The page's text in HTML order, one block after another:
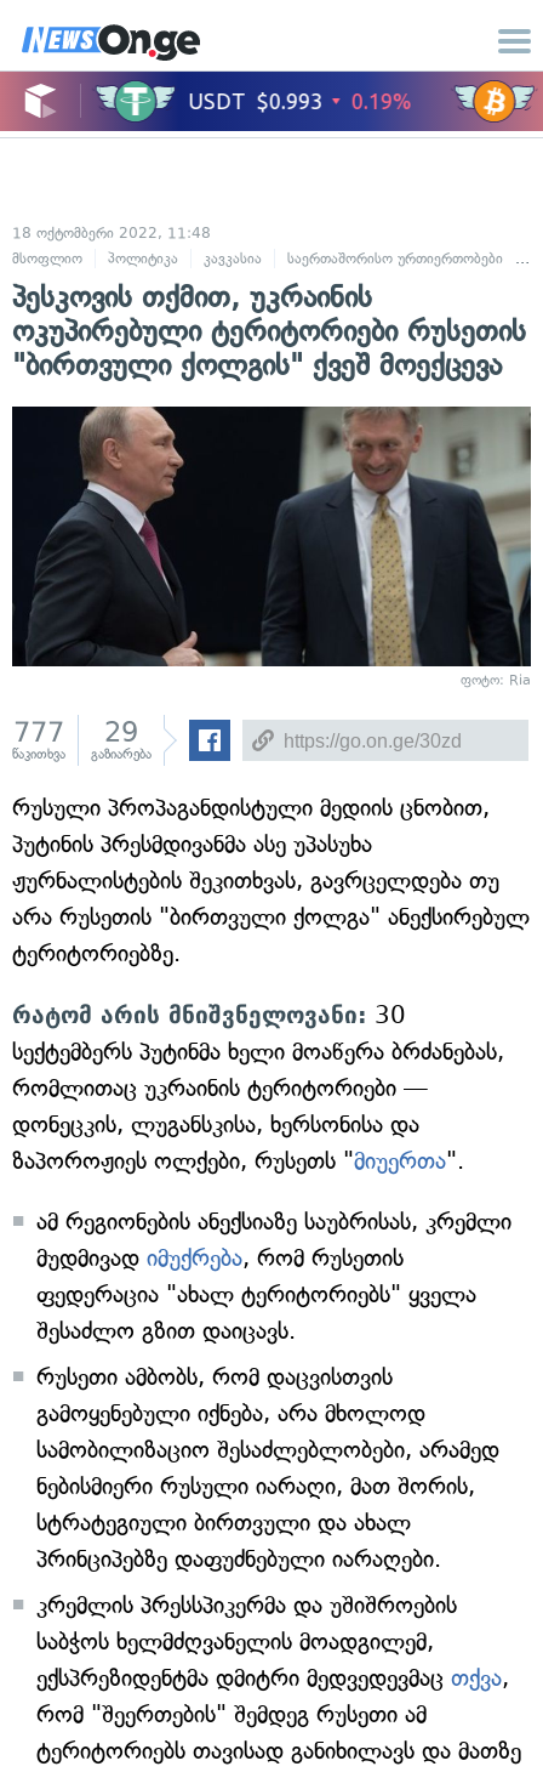
18 ოქტომბერი 2022, 11:48
მსოფლიო
პოლიტიკა კავკასია საერთაშორისო ურთიერთობები
პესკოვის თქმით, უკრაინის
ოკუპირებული ტერიტორიები რუსეთის
"ბირთვული ქოლგის" ქვეშ მოექცევა
ფოტო: Ria
777
წაკითხვა
29
გაზიარება
რუსული პროპაგანდისტული მედიის ცნობით,
პუტინის პრესმდივანმა ასე უპასუხა
ჟურნალისტების შეკითხვას, გავრცელდება თუ
არა რუსეთის "ბირთვული ქოლგა" ანექსირებულ
ტერიტორიებზე.
რატომ არის მნიშვნელოვანი: 30
სექტემბერს პუტინმა ხელი მოაწერა ბრძანებას,
რომლითაც უკრაინის ტერიტორიები —
დონეცკის, ლუგანსკისა, ხერსონისა და
ზაპოროჟიეს ოლქები, რუსეთს "მიუერთა".
ამ რეგიონების ანექსიაზე საუბრისას, კრემლი
მუდმივად იმუქრება, რომ რუსეთის
ფედერაცია "ახალ ტერიტორიებს" ყველა
შესაძლო გზით დაიცავს.
რუსეთი ამბობს, რომ დაცვისთვის
გამოყენებული იქნება, არა მხოლოდ
სამობილიზაციო შესაძლებლობები, არამედ
ნებისმიერი რუსული იარაღი, მათ შორის,
სტრატეგიული ბირთვული და ახალ
პრინციპებზე დაფუძნებული იარაღები.
კრემლის პრესსპიკერმა და უშიშროების
საბჭოს ხელმძღვანელის მოადგილემ,
ექსპრეზიდენტმა დმიტრი მედვედევმაც თქვა,
რომ "შეერთების" შემდეგ რუსეთი ამ
ტერიტორიებს თავისად განიხილავს და მათზე